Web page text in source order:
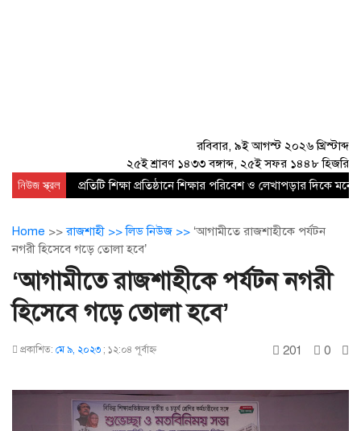
রবিবার, ৯ই আগস্ট ২০২৬ খ্রিস্টাব্দ
২৫ই শ্রাবণ ১৪৩৩ বঙ্গাব্দ, ২৫ই সফর ১৪৪৮ হিজরি
নিউজ স্ক্রল প্রতিটি শিক্ষা প্রতিষ্ঠানে শিক্ষার পরিবেশ ও লেখাপড়ার দিকে
Home >>রাজশাহী >>লিড নিউজ >> ‘আগামীতে রাজশাহীকে পর্যটন
নগরী হিসেবে গড়ে তোলা হবে’
‘আগামীতে রাজশাহীকে পর্যটন নগরী
হিসেবে গড়ে তোলা হবে’
প্রকাশিত: মে ৯, ২০২৩ ; ১২:০৪ পূর্বাহ্ণ 201 0